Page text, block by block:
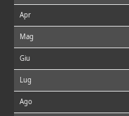
Apr
Mag
Giu
Lug
Ago